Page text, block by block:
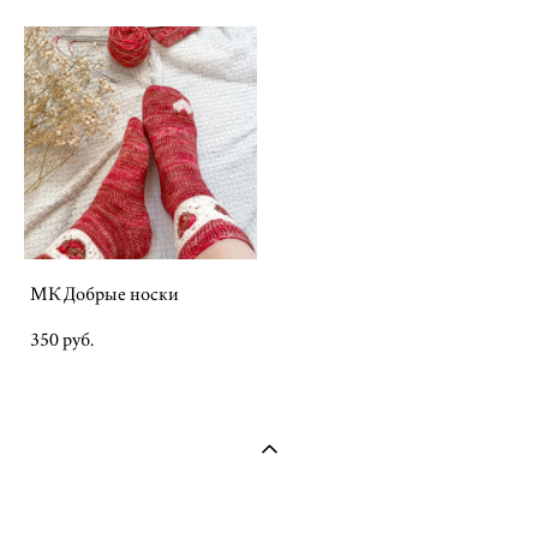
МК Добрые носки
350 pуб.